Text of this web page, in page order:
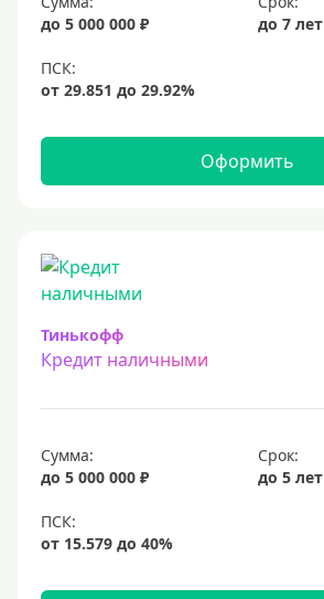
до 5 000 000 ₽
до 7 лет
Оформить
Тинькофф
Кредит наличными
Сумма:
до 5 000 000 ₽
Срок:
до 5 лет